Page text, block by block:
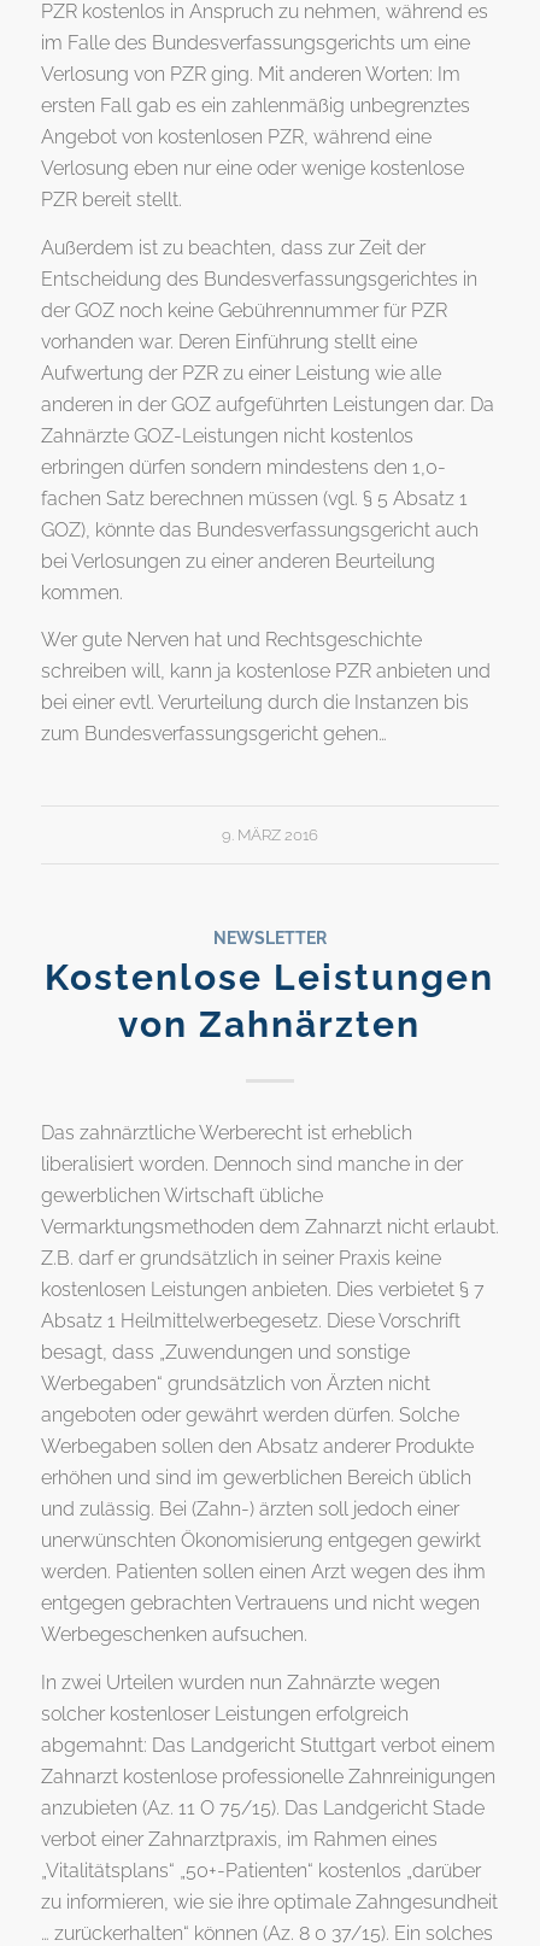
PZR kostenlos in Anspruch zu nehmen, während es
im Falle des Bundesverfassungsgerichts um eine
Verlosung von PZR ging. Mit anderen Worten: Im
ersten Fall gab es ein zahlenmäßig unbegrenztes
Angebot von kostenlosen PZR, während eine
Verlosung eben nur eine oder wenige kostenlose
PZR bereit stellt.
Außerdem ist zu beachten, dass zur Zeit der
Entscheidung des Bundesverfassungsgerichtes in
der GOZ noch keine Gebührennummer für PZR
vorhanden war. Deren Einführung stellt eine
Aufwertung der PZR zu einer Leistung wie alle
anderen in der GOZ aufgeführten Leistungen dar. Da
Zahnärzte GOZ-Leistungen nicht kostenlos
erbringen dürfen sondern mindestens den 1,0-
fachen Satz berechnen müssen (vgl. § 5 Absatz 1
GOZ), könnte das Bundesverfassungsgericht auch
bei Verlosungen zu einer anderen Beurteilung
kommen.
Wer gute Nerven hat und Rechtsgeschichte
schreiben will, kann ja kostenlose PZR anbieten und
bei einer evtl. Verurteilung durch die Instanzen bis
zum Bundesverfassungsgericht gehen…
9. MÄRZ 2016
NEWSLETTER
Kostenlose Leistungen
von Zahnärzten
Das zahnärztliche Werberecht ist erheblich
liberalisiert worden. Dennoch sind manche in der
gewerblichen Wirtschaft übliche
Vermarktungsmethoden dem Zahnarzt nicht erlaubt.
Z.B. darf er grundsätzlich in seiner Praxis keine
kostenlosen Leistungen anbieten. Dies verbietet § 7
Absatz 1 Heilmittelwerbegesetz. Diese Vorschrift
besagt, dass „Zuwendungen und sonstige
Werbegaben“ grundsätzlich von Ärzten nicht
angeboten oder gewährt werden dürfen. Solche
Werbegaben sollen den Absatz anderer Produkte
erhöhen und sind im gewerblichen Bereich üblich
und zulässig. Bei (Zahn-) ärzten soll jedoch einer
unerwünschten Ökonomisierung entgegen gewirkt
werden. Patienten sollen einen Arzt wegen des ihm
entgegen gebrachten Vertrauens und nicht wegen
Werbegeschenken aufsuchen.
In zwei Urteilen wurden nun Zahnärzte wegen
solcher kostenloser Leistungen erfolgreich
abgemahnt: Das Landgericht Stuttgart verbot einem
Zahnarzt kostenlose professionelle Zahnreinigungen
anzubieten (Az. 11 O 75/15). Das Landgericht Stade
verbot einer Zahnarztpraxis, im Rahmen eines
„Vitalitätsplans“ „50+-Patienten“ kostenlos „darüber
zu informieren, wie sie ihre optimale Zahngesundheit
… zurückerhalten“ können (Az. 8 0 37/15). Ein solches